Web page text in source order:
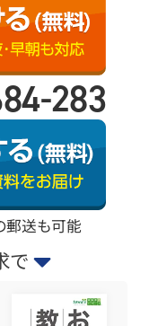
283
郵送も可能
で